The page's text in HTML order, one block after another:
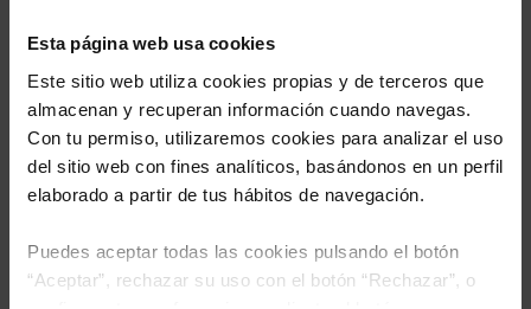
Esta página web usa cookies
Este sitio web utiliza cookies propias y de terceros que
almacenan y recuperan información cuando navegas.
Con tu permiso, utilizaremos cookies para analizar el uso
del sitio web con fines analíticos, basándonos en un perfil
elaborado a partir de tus hábitos de navegación.
Puedes aceptar todas las cookies pulsando el botón
“Aceptar”, rechazar su uso con el botón “Rechazar”, o
He leído